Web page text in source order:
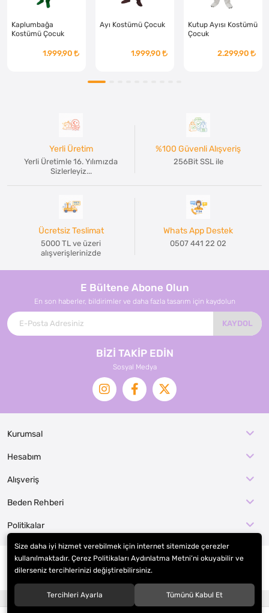
Kaplumbağa
Kostümü Çocuk
1.999,90
Ayı Kostümü Çocuk
1.999,90
Kutup Ayısı Kostümü
Çocuk
2.299,90
Yerli Üretim
Yerli Üretimle 16. Yılımızda
Sizlerleyiz...
%100 Güvenli Alışveriş
256Bit SSL ile
Ücretsiz Teslimat
5000 TL ve üzeri
alışverişlerinizde
Whats App Destek
0507 441 22 02
E Bültene Abone Olun
En son haberler, bildirimler ve daha fazla tasarım için kaydolun
KAYDOL
BİZİ TAKİP EDİN
Sosyal Medya
Kurumsal
Hesabım
Alışveriş
Beden Rehberi
Politikalar
EFE KOSTÜM İMALAT / KOSTÜMCE
Hipotenüs ®Yeni Nesil E-Ticaret Sistemleri ile Hazırlanmıştır.
Size daha iyi hizmet verebilmek için internet sitemizde çerezler
kullanılmaktadır. Çerez Politikaları Aydınlatma Metni’ni okuyabilir ve
dilerseniz tercihlerinizi değiştirebilirsiniz.
Tercihleri Ayarla Tümünü Kabul Et